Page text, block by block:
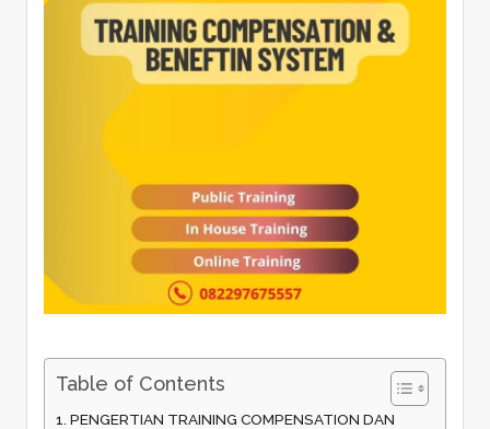
Table of Contents
PENGERTIAN TRAINING COMPENSATION DAN